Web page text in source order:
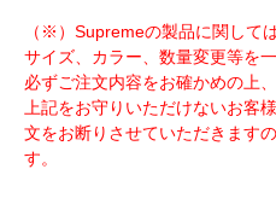
（※）Supremeの製品に関して
サイズ、カラー、数量変更等を
必ずご注文内容をお確かめの上
上記をお守りいただけないお客
文をお断りさせていただきます
す。